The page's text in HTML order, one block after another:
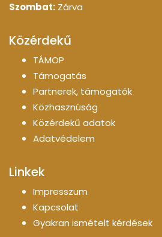
Szombat: Zárva
Közérdekű
TÁMOP
Támogatás
Partnerek, támogatók
Közhasznúság
Közérdekű adatok
Adatvédelem
Linkek
Impresszum
Kapcsolat
Gyakran ismételt kérdések